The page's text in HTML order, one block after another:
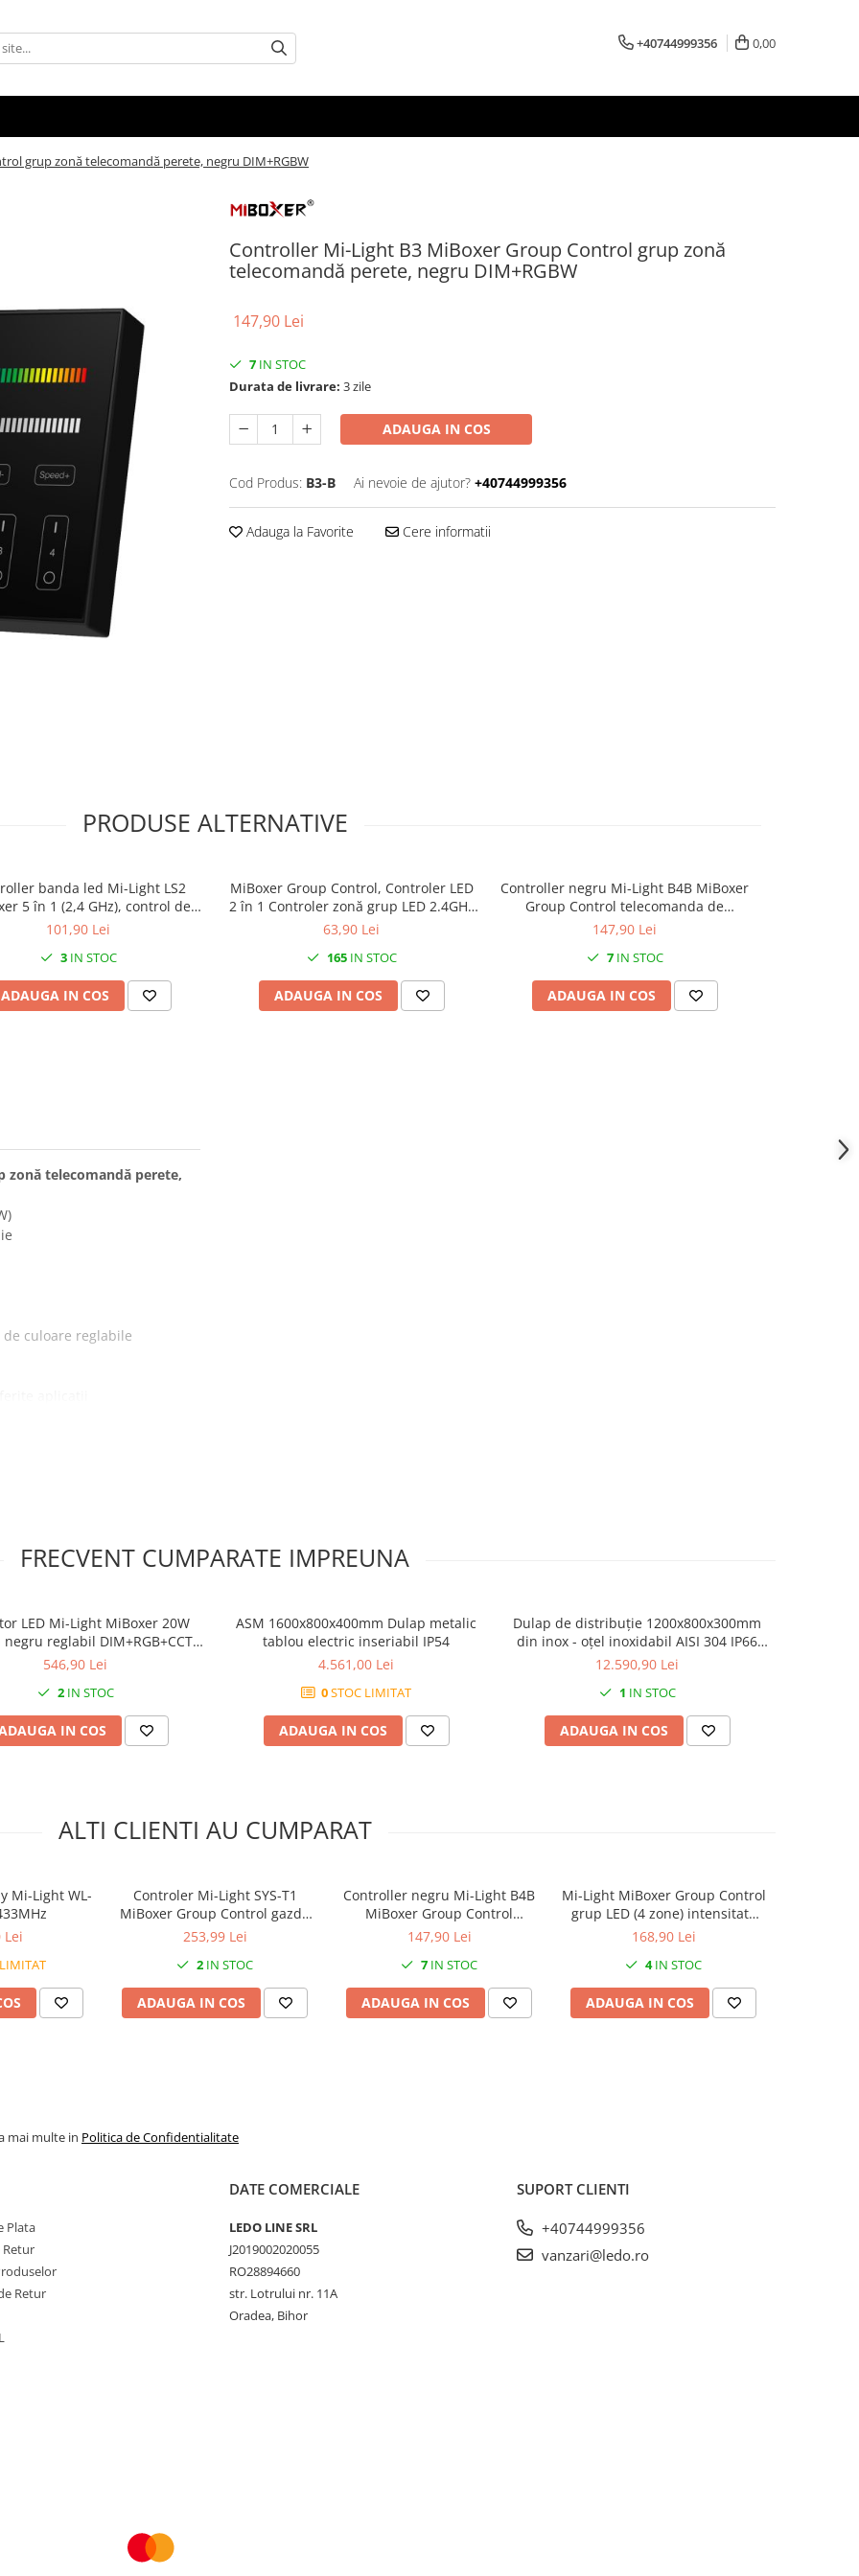
+40744999356 0,00
grup zonă telecomandă perete, negru DIM+RGBW
Controller Mi-Light B3 MiBoxer Group Control grup zonă
telecomandă perete, negru DIM+RGBW
147,90 Lei
7 IN STOC
Durata de livrare: 3 zile
ADAUGA IN COS
Cod Produs: B3-B Ai nevoie de ajutor? +40744999356
Adauga la Favorite Cere informatii
PRODUSE ALTERNATIVE
banda led Mi-Light LS2
5 în 1 (2,4 GHz), control de
zonă 15A maxim 30m
101,90 Lei
3IN STOC
ADAUGA IN COS
MiBoxer Group Control, Controler LED
2 în 1 Controler zonă grup LED 2.4GHz
FUT035S+ 12-24V 12A CCT și pentru
1 RF (2.4GHz)
63,90 Lei
165IN STOC
ADAUGA IN COS
Controller negru Mi-Light B4B MiBoxer
Group Control telecomanda de
perete,DIM+RGB+CCT
147,90 Lei
7IN STOC
ADAUGA IN COS
zonă telecomandă perete,
culoare reglabile
sunete diferite (glisorul
si zdrobire
FRECVENT CUMPARATE IMPREUNA
LED Mi-Light MiBoxer 20W
reglabil DIM+RGB+CCT
2.4GHz 16 milioane de
de culoare, saturatie
culoare si control 30m
546,90 Lei
2IN STOC
IN COS
ASM 1600x800x400mm Dulap metalic
tablou electric inseriabil IP54
4.561,00 Lei
0STOC LIMITAT
ADAUGA IN COS
Dulap de distribuție 1200x800x300mm
din inox - oțel inoxidabil AISI 304 IP66
IK10 cu placă de montare
12.590,90 Lei
1 IN STOC
ADAUGA IN COS
ALTI CLIENTI AU CUMPARAT
Mi-Light WL-
Lei
Controler Mi-Light SYS-T1
MiBoxer Group Control gazdă
cu 1 canal pentru lumini de
253,99 Lei
2 IN STOC
ADAUGA IN COS
Controller negru Mi-Light B4B
MiBoxer Group Control
telecomanda de
147,90 Lei
7 IN STOC
ADAUGA IN COS
Mi-Light MiBoxer Group Control
grup LED (4 zone) intensitate
lumina control zone
168,90 Lei
4IN STOC
ADAUGA IN COS
mai multe in Politica de Confidentialitate
Plata
Retur
Retur
DATE COMERCIALE
LEDO LINE SRL
J2019002020055
RO28894660
str. Lotrului nr. 11A
Oradea, Bihor
SUPORT CLIENTI
+40744999356
vanzari@ledo.ro